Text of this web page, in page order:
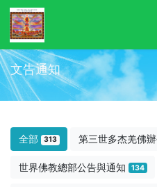
文告通知
全部 313 第三世多杰羌佛
世界佛教總部公告與通知 134